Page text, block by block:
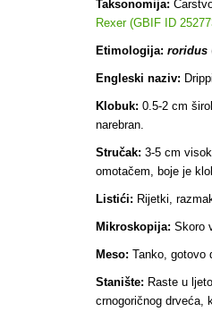
Taksonomija:
Rexer (GBIF ID
Etimologija: roridus
Engleski naziv:
Klobuk: 0.5-2 cm
narebran.
Stručak: 3-5 cm
omotačem, boje je
Listići: Rijetki,
Mikroskopija: Skoro
Meso: Tanko, gotovo
Stanište: Raste u
crnogoričnog drveća,